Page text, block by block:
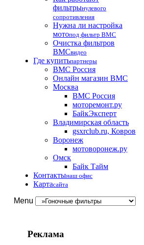
фильтрынулевого
сопротивления
Нужна ли настройка
мотопод фильтр BMC
Очистка фильтров
BMCвидео
Где купитьпартнеры
BMC Россия
Онлайн магазин BMC
Москва
BMC Россия
моторемонт.ру
БайкЭксперт
Владимирская область
gsxrclub.ru, Ковров
Воронеж
мотоворонеж.ру
Омск
Байк Тайм
Контактынаш офис
Картасайта
Menu
Реклама